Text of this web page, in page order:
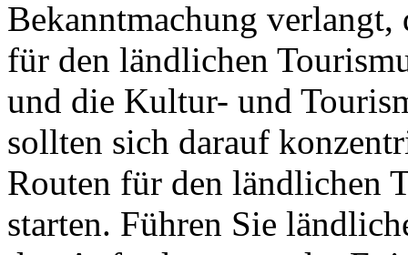
Bekanntmachung
für den ländlichen
und die Kultur- und
sollten sich darauf
Routen für den ländlichen
starten. Führen Sie